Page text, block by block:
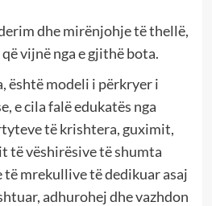
dhe mirënjohje të thellë,
vijnë nga e gjithë bota.
është modeli i përkryer i
e cila falë edukatës nga
të krishtera, guximit,
të vëshirësive të shumta
të mrekullive të dedikuar asaj
adhurohej dhe vazhdon